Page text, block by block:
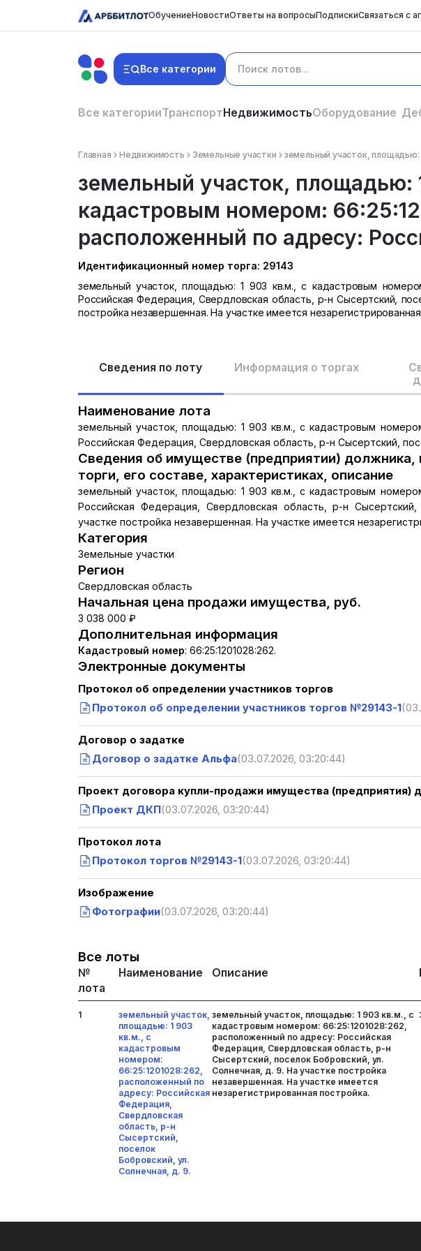
ОбучениеНовостиОтветы на вопросыПодпискиСвязаться с
Все категории
Все категорииТранспортНедвижимостьОборудование
Главная Недвижимость Земельные участки земельный участок,
земельный участок, площадью:
кадастровым номером:
расположенный по адресу:
Идентификационный номер торга: 29143
земельный участок, площадью: 1 903 кв.м., с кадастровым
Российская Федерация, Свердловская область, р-н Сысертский,
постройка незавершенная. На участке имеется
Сведения по лоту Информация о торгах
Наименование лота
земельный участок, площадью: 1 903 кв.м., с кадастровым
Российская Федерация, Свердловская область, р-н Сысертский,
Сведения об имуществе (предприятии)
торги, его составе, характеристиках, описание
земельный участок, площадью: 1 903 кв.м., с кадастровым
Российская Федерация, Свердловская область, р-н
участке постройка незавершенная. На участке имеется
Категория
Земельные участки
Регион
Свердловская область
Начальная цена продажи имущества, руб.
3 038 000 ₽
Дополнительная информация
Кадастровый номер: 66:25:1201028:262.
Электронные документы
Протокол об определении участников торгов
Протокол об определении участников торгов №29143-1
Договор о задатке
Договор о задатке Альфа(03.07.2026, 03:20:44)
Проект договора купли-продажи имущества (предприятия)
Проект ДКП(03.07.2026, 03:20:44)
Протокол лота
Протокол торгов №29143-1(03.07.2026, 03:20:44)
Изображение
Фотографии(03.07.2026, 03:20:44)
Все лоты
№
лота
Наименование Описание
1
земельный участок,
площадью: 1 903
кв.м., с
кадастровым
номером:
66:25:1201028:262,
расположенный по
адресу: Российская
Федерация,
Свердловская
область, р-н
Сысертский,
поселок
Бобровский, ул.
Солнечная, д. 9.
земельный участок, площадью: 1 903 кв.м., с
кадастровым номером: 66:25:1201028:262,
расположенный по адресу: Российская
Федерация, Свердловская область, р-н
Сысертский, поселок Бобровский, ул.
Солнечная, д. 9. На участке постройка
незавершенная. На участке имеется
незарегистрированная постройка.